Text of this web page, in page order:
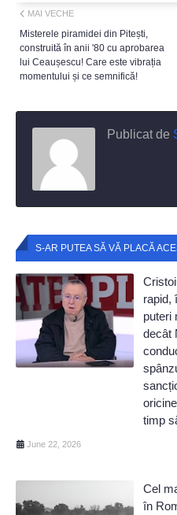
MAI VECHE
Misterele piramidei din Pitești,
construită în anii '80 cu aprobarea
lui Ceaușescu! Care este vibrația
momentului și ce semnifică!
Publicat de
S-AR PUTEA SĂ VĂ PLACĂ
rapid,
puteri
decât
timp
June 22, 2026
Cel
în